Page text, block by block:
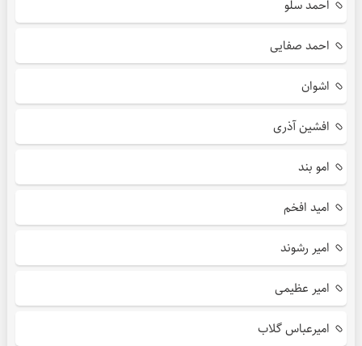
احمد سلو
احمد صفایی
اشوان
افشین آذری
امو بند
امید افخم
امیر رشوند
امیر عظیمی
امیرعباس گلاب